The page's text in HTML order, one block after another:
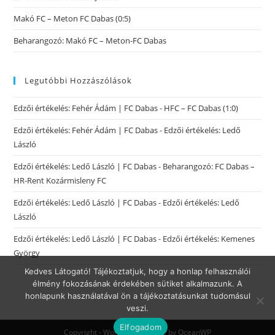
Makó FC – Meton FC Dabas (0:5)
Beharangozó: Makó FC – Meton-FC Dabas
Legutóbbi Hozzászólások
Edzői értékelés: Fehér Ádám | FC Dabas- HFC – FC Dabas (1:0)
Edzői értékelés: Fehér Ádám | FC Dabas- Edzői értékelés: Ledő
László
Edzői értékelés: Ledő László | FC Dabas- Beharangozó: FC Dabas –
HR-Rent Kozármisleny FC
Edzői értékelés: Ledő László | FC Dabas- Edzői értékelés: Ledő
László
Edzői értékelés: Ledő László | FC Dabas- Edzői értékelés: Kemenes
György
Copyright - WordPress Theme by OceanWP
Kedves Látogató! Tájékoztatjuk, hogy a honlap felhasználói
élmény fokozásának érdekében sütiket alkalmazunk. A
honlapunk használatával ön a tájékoztatásunkat tudomásul
veszi.
Elfogadom